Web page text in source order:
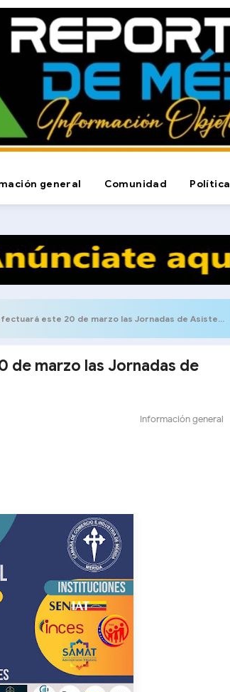
general Comunidad Política
este 20 de marzo las Jornadas de Asistencia Empresarial
de marzo las Jornadas de
Información general